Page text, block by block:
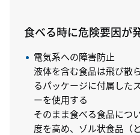
食べる時に危険要因が
電気系への障害防止
液体を含む食品は飛び散
るパッケージに付属した
ーを使用する
そのまま食べる食品につ
度を高め、ゾル状食品（